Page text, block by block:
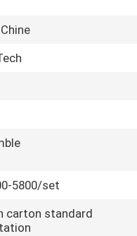
5800/set
carton standard